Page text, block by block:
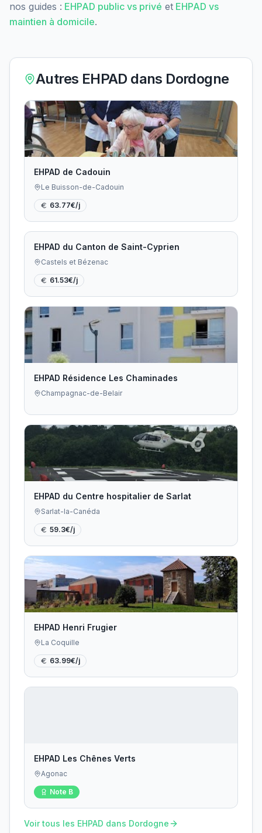
nos guides : EHPAD public vs privé et EHPAD vs
maintien à domicile.
Autres EHPAD dans Dordogne
EHPAD de Cadouin
Le Buisson-de-Cadouin
63.77€/j
EHPAD du Canton de Saint-Cyprien
Castels et Bézenac
61.53€/j
EHPAD Résidence Les Chaminades
Champagnac-de-Belair
EHPAD du Centre hospitalier de Sarlat
Sarlat-la-Canéda
59.3€/j
EHPAD Henri Frugier
La Coquille
63.99€/j
EHPAD Les Chênes Verts
Agonac
Note B
Voir tous les EHPAD dans Dordogne